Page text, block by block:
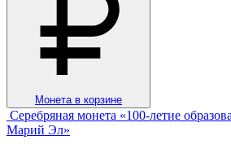
Монета в корзине
Серебряная монета «100-летие
Марий Эл»